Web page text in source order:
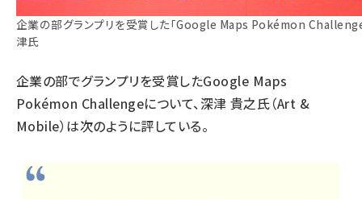
企業の部グランプリを受賞した「Google Maps Pokémon
津氏
企業の部でグランプリを受賞したGoogle Maps
Pokémon Challengeについて、深津 貴之氏（Art &
Mobile）は次のように評している。